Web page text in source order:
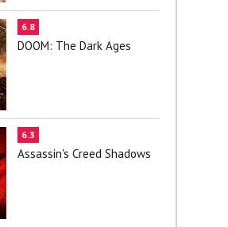
6.8
DOOM: The Dark Ages
6.3
Assassin's Creed Shadows